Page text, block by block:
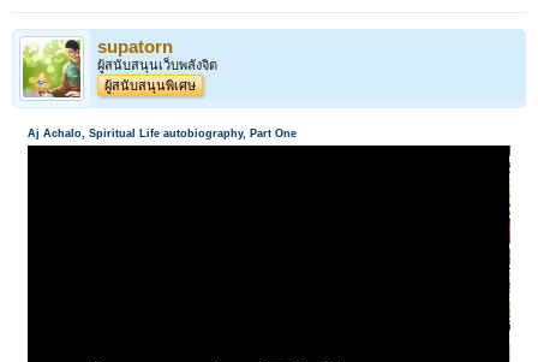
supatorn
ผู้สนับสนุนเว็บพลังจิต
ผู้สนับสนุนพิเศษ
Aj Achalo, Spiritual Life autobiography, Part One